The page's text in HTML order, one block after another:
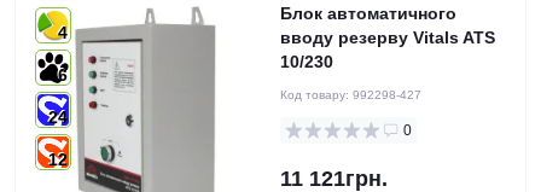
4
6
24
12
Блок автоматичного
вводу резерву Vitals ATS
10/230
Код товару: 992298-427
0
11 121грн.